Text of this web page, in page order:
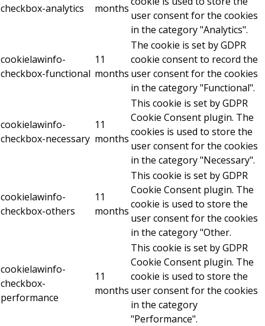
checkbox-analytics
months
user consent for the cookies
in the category "Analytics".
cookielawinfo-
checkbox-functional
11
months
The cookie is set by GDPR
cookie consent to record the
user consent for the cookies
in the category "Functional".
cookielawinfo-
checkbox-necessary
11
months
This cookie is set by GDPR
Cookie Consent plugin. The
cookies is used to store the
user consent for the cookies
in the category "Necessary".
cookielawinfo-
checkbox-others
11
months
This cookie is set by GDPR
Cookie Consent plugin. The
cookie is used to store the
user consent for the cookies
in the category "Other.
cookielawinfo-
checkbox-
performance
11
months
This cookie is set by GDPR
Cookie Consent plugin. The
cookie is used to store the
user consent for the cookies
in the category
"Performance".